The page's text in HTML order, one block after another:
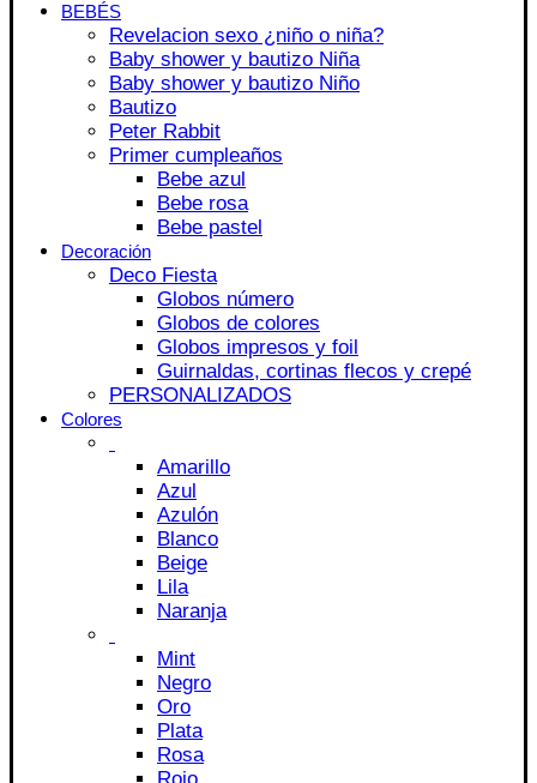
BEBÉS
Revelacion sexo ¿niño o niña?
Baby shower y bautizo Niña
Baby shower y bautizo Niño
Bautizo
Peter Rabbit
Primer cumpleaños
Bebe azul
Bebe rosa
Bebe pastel
Decoración
Deco Fiesta
Globos número
Globos de colores
Globos impresos y foil
Guirnaldas, cortinas flecos y crepé
PERSONALIZADOS
Colores
Amarillo
Azul
Azulón
Blanco
Beige
Lila
Naranja
Mint
Negro
Oro
Plata
Rosa